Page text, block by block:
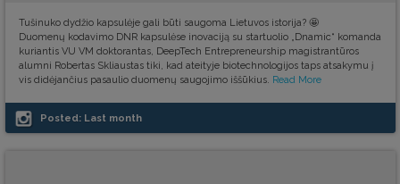
Tušinuko dydžio kapsulėje gali būti saugoma Lietuvos istorija? 🤩
Duomenų kodavimo DNR kapsulėse inovaciją su startuolio „Dnamic“ komanda
kuriantis VU VM doktorantas, DeepTech Entrepreneurship magistrantūros
alumni Robertas Skliaustas tiki, kad ateityje biotechnologijos taps atsakymu į
vis didėjančius pasaulio duomenų saugojimo iššūkius. Read More
Posted: Last month